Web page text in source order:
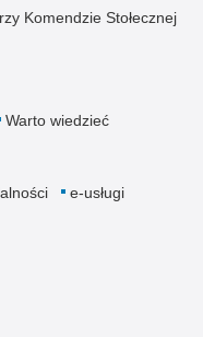
Komendzie Stołecznej
Warto wiedzieć
e-usługi